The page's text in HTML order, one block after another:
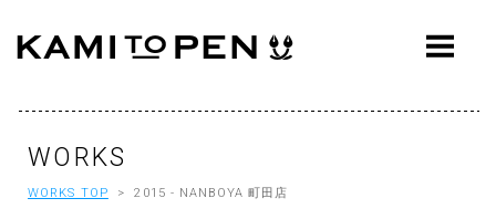
ABOUT
AWARDS
WORKS
WORKS TOP > 2015 - NANBOYA 町田店